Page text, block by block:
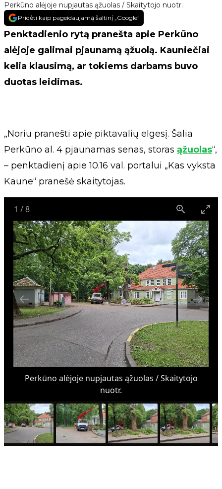
Perkūno alėjoje nupjautas ąžuolas / Skaitytojo nuotr.
Pridėti kaip pageidaujamą šaltinį „Google“
Penktadienio rytą pranešta apie Perkūno
alėjoje galimai pjaunamą ąžuolą. Kauniečiai
kelia klausimą, ar tokiems darbams buvo
duotas leidimas.
„Noriu pranešti apie piktavalių elgesį. Šalia
Perkūno al. 4 pjaunamas senas, storas ąžuolas“,
– penktadienį apie 10.16 val. portalui „Kas vyksta
Kaune“ pranešė skaitytojas.
1 /8
Perkūno alėjoje nupjautas ąžuolas / Skaitytojo
nuotr.